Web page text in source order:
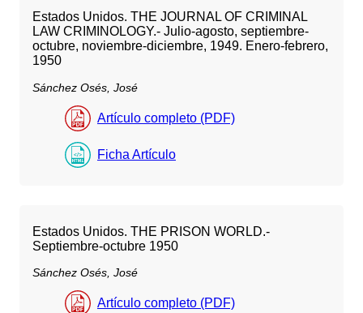
Estados Unidos. THE JOURNAL OF CRIMINAL
LAW CRIMINOLOGY.- Julio-agosto, septiembre-
octubre, noviembre-diciembre, 1949. Enero-febrero,
1950
Sánchez Osés, José
Artículo completo (PDF)
Ficha Artículo
Estados Unidos. THE PRISON WORLD.-
Septiembre-octubre 1950
Sánchez Osés, José
Artículo completo (PDF)